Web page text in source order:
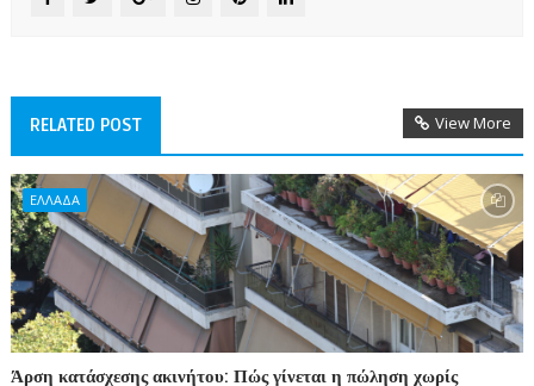
RELATED POST View More
ΕΛΛΑΔΑ
Άρση κατάσχεσης ακινήτου: Πώς γίνεται η πώληση χωρίς